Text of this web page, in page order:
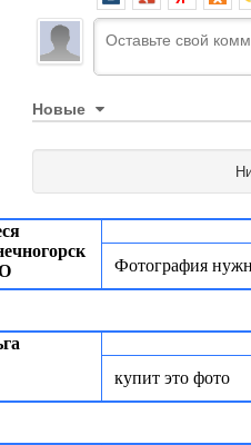
Новые
Фотография
купит это фото